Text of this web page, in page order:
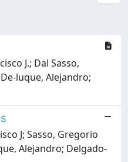
J.; Dal Sasso,
luque, Alejandro;
J; Sasso, Gregorio
Alejandro; Delgado-